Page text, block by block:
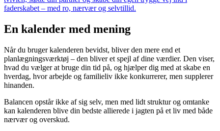
faderskabet – med ro, nærvær og selvtillid.
En kalender med mening
Når du bruger kalenderen bevidst, bliver den mere end et
planlægningsværktøj – den bliver et spejl af dine værdier. Den viser,
hvad du vælger at bruge din tid på, og hjælper dig med at skabe en
hverdag, hvor arbejde og familieliv ikke konkurrerer, men supplerer
hinanden.
Balancen opstår ikke af sig selv, men med lidt struktur og omtanke
kan kalenderen blive din bedste allierede i jagten på et liv med både
nærvær og overskud.